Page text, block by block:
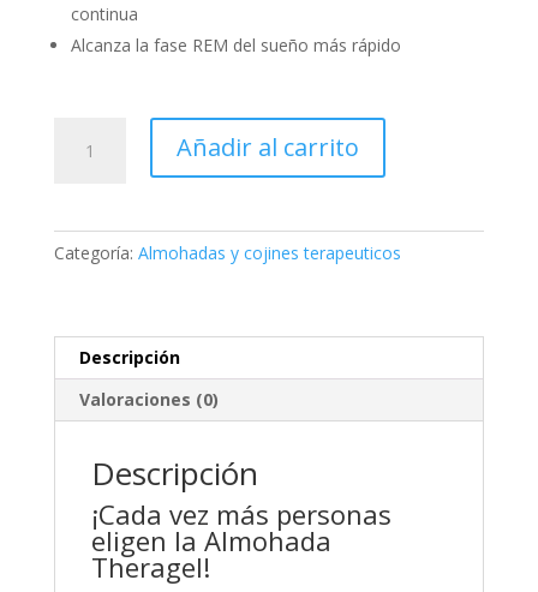
continua
Alcanza la fase REM del sueño más rápido
Theragel
Añadir al carrito
Categoría: Almohadas y cojines terapeuticos
Descripción
Valoraciones (0)
Descripción
¡Cada vez más personas
eligen la Almohada
Theragel!